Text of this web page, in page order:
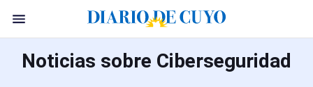
Noticias sobre Ciberseguridad